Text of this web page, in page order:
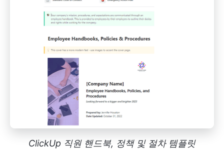
ClickUp 직원 핸드북, 정책 및 절차 템플릿